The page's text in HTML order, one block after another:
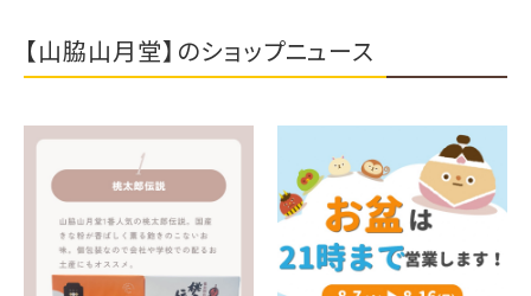
【山脇山月堂】のショップニュース